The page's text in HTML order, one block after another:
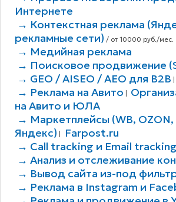
Интернете
→ Контекстная реклама
рекламные сети) / от 10000 руб./мес.
→ Медийная реклама
→ Поисковое продвижение
→ GEO / AISEO / AEO для B2В
→ Реклама на Авито
на Авито и ЮЛА
→ Маркетплейсы (WB,
Яндекс)
Farpost.ru
→ Call tracking и Email tracking
→ Анализ и отслеживание
→ Вывод сайта из-под
→ Реклама в Instagram и